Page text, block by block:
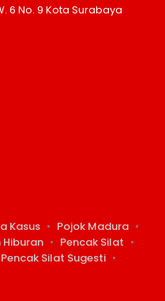
6 No. 9 Kota Surabaya
Kasus
Pojok Madura
Pencak Silat
Pencak Silat Sugesti